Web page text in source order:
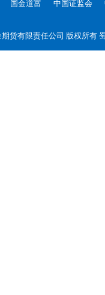
国金道富 中国证监会
货有限责任公司 版权所有